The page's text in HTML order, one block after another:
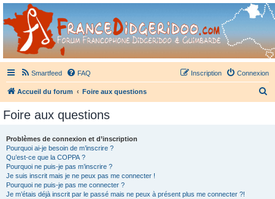
France Didgeridoo
Didgeridoo et Guimbarde sur France Didgeridoo - retrouvez la communauté.
Smartfeed FAQ Connexion
Inscription
Accueil du forum Foire aux questions
Foire aux questions
Problèmes de connexion et d’inscription
Pourquoi ai-je besoin de m’inscrire ?
Qu’est-ce que la COPPA ?
Pourquoi ne puis-je pas m’inscrire ?
Je suis inscrit mais je ne peux pas me connecter !
Pourquoi ne puis-je pas me connecter ?
Je m’étais déjà inscrit par le passé mais ne peux à présent plus me connecter ?!